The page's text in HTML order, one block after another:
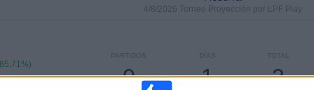
4/8/2026 Torneo Proyección por LPF Play
TOTAL
3
DÍAS
1
PARTIDOS
0